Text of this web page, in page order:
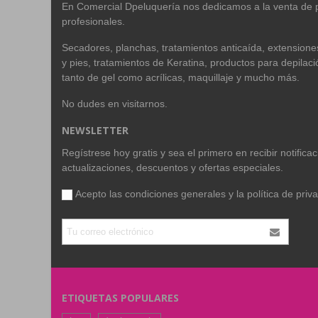
En Comercial Dpeluquería nos dedicamos a la venta de
profesionales.
Secadores, planchas, tratamientos anticaída,
y pies, tratamientos de Keratina, productos para
tanto de gel como acrílicas, maquillaje y mucho más.
No dudes en visitarnos.
NEWSLETTER
Regístrese hoy gratis y sea el primero en recibir
actualizaciones, descuentos y ofertas especiales.
Acepto las condiciones generales y la política de
ETIQUETAS POPULARES